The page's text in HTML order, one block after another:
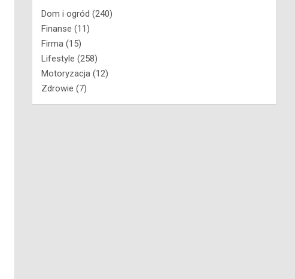
Dom i ogród (240)
Finanse (11)
Firma (15)
Lifestyle (258)
Motoryzacja (12)
Zdrowie (7)